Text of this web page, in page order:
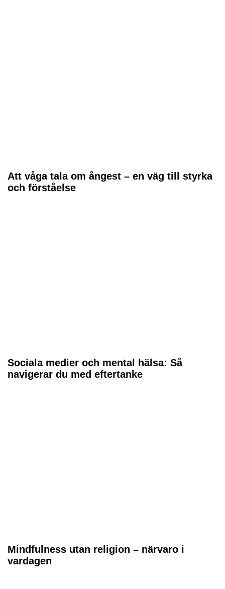
Att våga tala om ångest – en väg till styrka
och förståelse
Sociala medier och mental hälsa: Så
navigerar du med eftertanke
Mindfulness utan religion – närvaro i
vardagen